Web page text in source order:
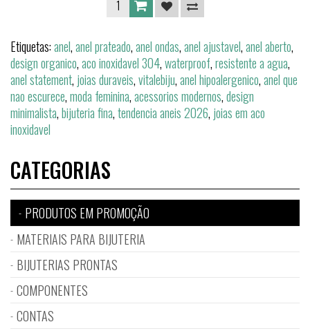
Etiquetas:anel,anel prateado,anel ondas,anel ajustavel,anel aberto,
design organico,aco inoxidavel 304,waterproof,resistente a agua,
anel statement, joias duraveis,vitalebiju,anel hipoalergenico,anel que
nao escurece,moda feminina,acessorios modernos,design
minimalista,bijuteria fina,tendencia aneis 2026, joias em aco
inoxidavel
CATEGORIAS
PRODUTOS EM PROMOÇÃO
MATERIAIS PARA BIJUTERIA
BIJUTERIAS PRONTAS
COMPONENTES
CONTAS